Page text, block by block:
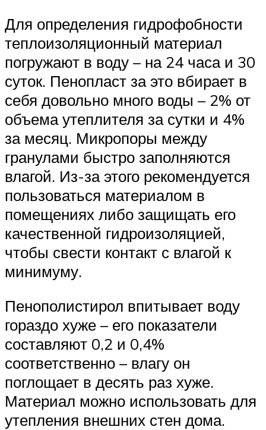
Для определения гидрофобности
теплоизоляционный материал
погружают в воду – на 24 часа и 30
суток. Пенопласт за это вбирает в
себя довольно много воды – 2% от
объема утеплителя за сутки и 4%
за месяц. Микропоры между
гранулами быстро заполняются
влагой. Из-за этого рекомендуется
пользоваться материалом в
помещениях либо защищать его
качественной гидроизоляцией,
чтобы свести контакт с влагой к
минимуму.
Пенополистирол впитывает воду
гораздо хуже – его показатели
составляют 0,2 и 0,4%
соответственно – влагу он
поглощает в десять раз хуже.
Материал можно использовать для
утепления внешних стен дома.